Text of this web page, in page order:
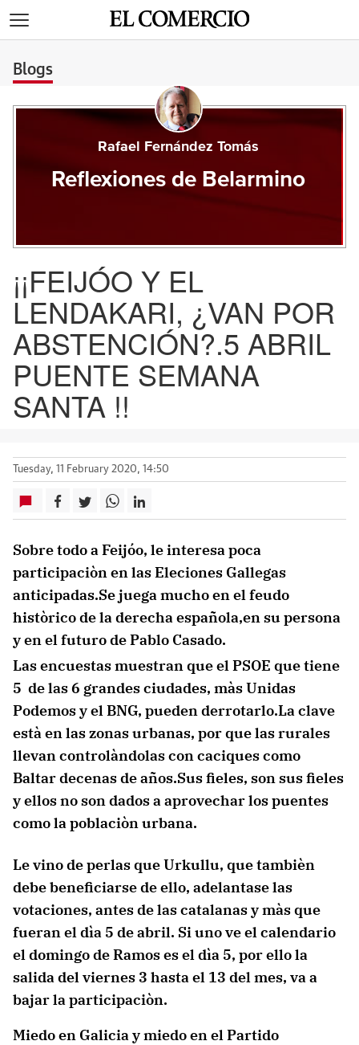
Blogs
Rafael Fernández Tomás
Reflexiones de Belarmino
¡¡FEIJÓO Y EL
LENDAKARI, ¿VAN POR
ABSTENCIÓN?.5 ABRIL
PUENTE SEMANA
SANTA !!
Tuesday, 11 February 2020, 14:50
Sobre todo a Feijóo, le interesa poca
participaciòn en las Eleciones Gallegas
anticipadas.Se juega mucho en el feudo
històrico de la derecha española,en su persona
y en el futuro de Pablo Casado.
Las encuestas muestran que el PSOE que tiene
5 de las 6 grandes ciudades, màs Unidas
Podemos y el BNG, pueden derrotarlo.La clave
està en las zonas urbanas, por que las rurales
llevan controlàndolas con caciques como
Baltar decenas de años.Sus fieles, son sus fieles
y ellos no son dados a aprovechar los puentes
como la poblaciòn urbana.
Le vino de perlas que Urkullu, que tambièn
debe beneficiarse de ello, adelantase las
votaciones, antes de las catalanas y màs que
fueran el dìa 5 de abril. Si uno ve el calendario
el domingo de Ramos es el dìa 5, por ello la
salida del viernes 3 hasta el 13 del mes, va a
bajar la participaciòn.
Miedo en Galicia y miedo en el Partido